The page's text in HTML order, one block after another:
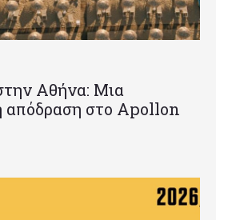
Αθήνα: Μια
απόδραση στο Apollon